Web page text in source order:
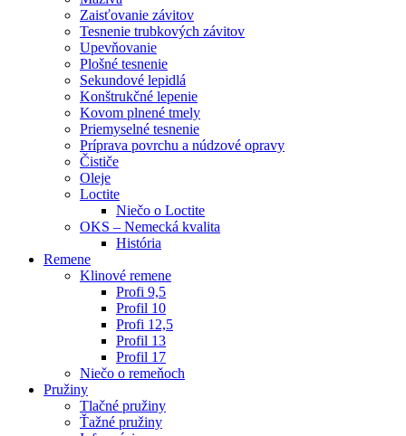
Zaisťovanie závitov
Tesnenie trubkových závitov
Upevňovanie
Plošné tesnenie
Sekundové lepidlá
Konštrukčné lepenie
Kovom plnené tmely
Priemyselné tesnenie
Príprava povrchu a núdzové opravy
Čističe
Oleje
Loctite
Niečo o Loctite
OKS – Nemecká kvalita
História
Remene
Klinové remene
Profi 9,5
Profil 10
Profi 12,5
Profil 13
Profil 17
Niečo o remeňoch
Pružiny
Tlačné pružiny
Ťažné pružiny